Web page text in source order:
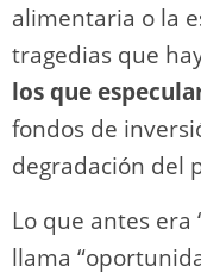
alimentaria o la
tragedias que
los que
fondos de
degradación del
Lo que antes era
llama